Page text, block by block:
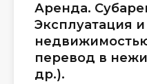
Аренда.
Эксплуатация
перевод в
др.).